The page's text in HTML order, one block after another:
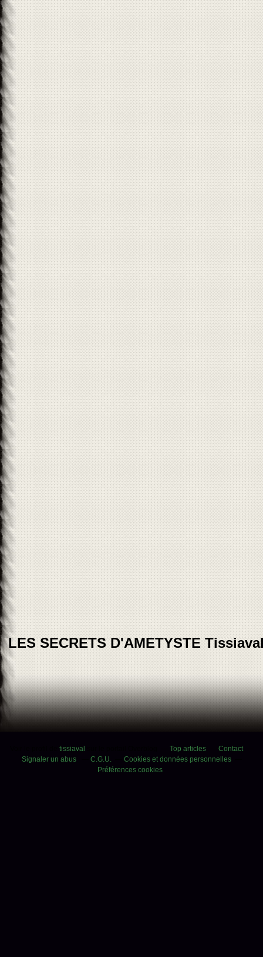
LES SECRETS D'AMETYSTE
tissiaval Top articles
Contact
Signaler un abus
C.G.U.
Cookies et données personnelles
Préférences cookies